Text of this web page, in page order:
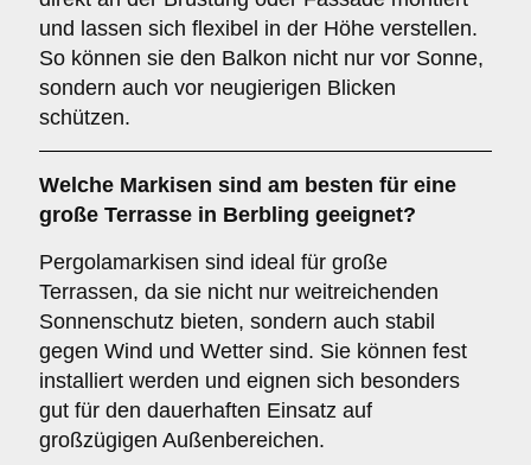
und lassen sich flexibel in der Höhe verstellen.
So können sie den Balkon nicht nur vor Sonne,
sondern auch vor neugierigen Blicken
schützen.
Welche Markisen sind am besten für eine
große Terrasse in Berbling geeignet?
Pergolamarkisen sind ideal für große
Terrassen, da sie nicht nur weitreichenden
Sonnenschutz bieten, sondern auch stabil
gegen Wind und Wetter sind. Sie können fest
installiert werden und eignen sich besonders
gut für den dauerhaften Einsatz auf
großzügigen Außenbereichen.